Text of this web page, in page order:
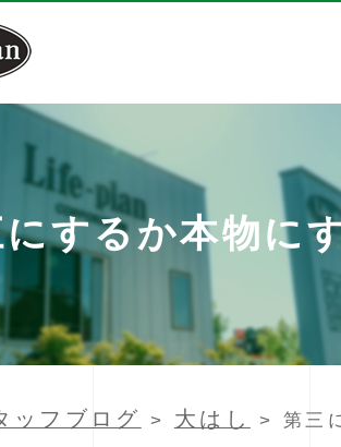
するか本物に
ッフブログ > 大はし
> 第三